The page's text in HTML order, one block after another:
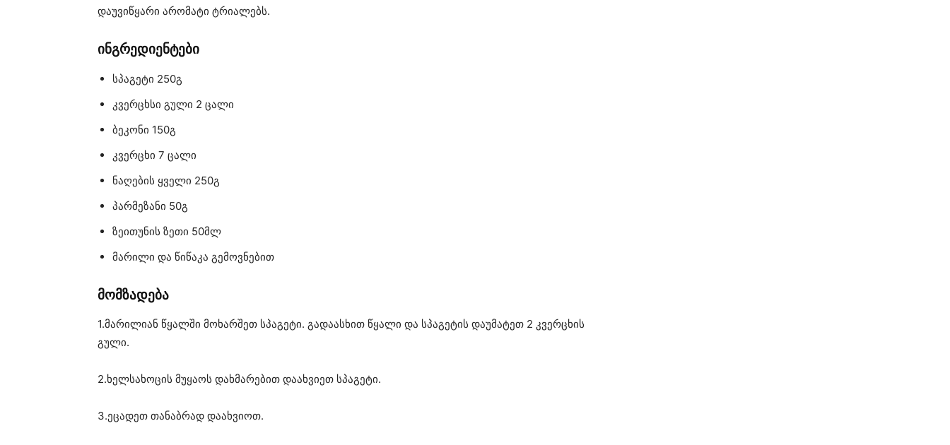
დაუვიწყარი არომატი ტრიალებს.
ინგრედიენტები
სპაგეტი 250გ
კვერცხსი გული 2 ცალი
ბეკონი 150გ
კვერცხი 7 ცალი
ნაღების ყველი 250გ
პარმეზანი 50გ
ზეითუნის ზეთი 50მლ
მარილი და წიწაკა გემოვნებით
მომზადება
1.მარილიან წყალში მოხარშეთ სპაგეტი. გადაასხით წყალი და სპაგეტის დაუმატეთ 2 კვერცხის
გული.
2.ხელსახოცის მუყაოს დახმარებით დაახვიეთ სპაგეტი.
3.ეცადეთ თანაბრად დაახვიოთ.